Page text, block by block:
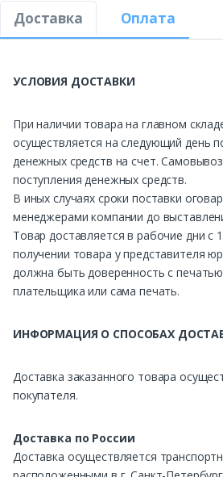
Доставка Оплата
УСЛОВИЯ ДОСТАВКИ
При наличии товара на главном
осуществляется на следующий день
денежных средств на счет.
поступления денежных средств.
В иных случаях сроки поставки
менеджерами компании до
Товар доставляется в рабочие дни с
получении товара у представителя
должна быть доверенность с
плательщика или сама печать.
ИНФОРМАЦИЯ О СПОСОБАХ
Доставка заказанного товара
покупателя.
Доставка по России
Доставка осуществляется